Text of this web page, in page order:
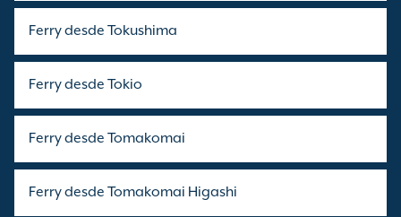
Ferry desde Tokushima
Ferry desde Tokio
Ferry desde Tomakomai
Ferry desde Tomakomai Higashi